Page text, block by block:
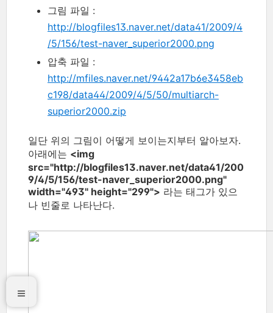
그림 파일 :
http://blogfiles13.naver.net/data41/2009/4
/5/156/test-naver_superior2000.png
압축 파일 :
http://mfiles.naver.net/9442a17b6e3458eb
c198/data44/2009/4/5/50/multiarch-
superior2000.zip
일단 위의 그림이 어떻게 보이는지부터 알아보자.
아래에는 <img
src="http://blogfiles13.naver.net/data41/200
9/4/5/156/test-naver_superior2000.png"
width="493" height="299"> 라는 태그가 있으
나 빈줄로 나타난다.